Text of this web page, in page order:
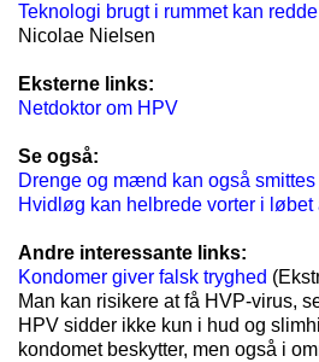
Teknologi brugt i rummet kan
Nicolae Nielsen
Eksterne links:
Netdoktor om HPV
Se også:
Drenge og mænd kan også
Hvidløg kan helbrede vorter i løbet
Andre interessante links:
Kondomer giver falsk tryghed
Man kan risikere at få HVP-virus,
HPV sidder ikke kun i hud og
kondomet beskytter, men også i